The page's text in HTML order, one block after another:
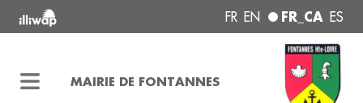
FR EN FR_CA ES
MAIRIE DE FONTANNES